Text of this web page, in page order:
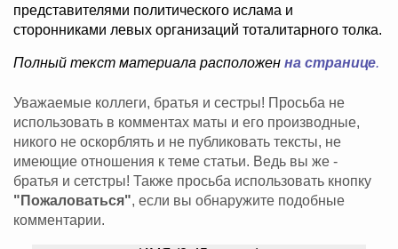
представителями политического ислама и
сторонниками левых организаций тоталитарного толка.
Полный текст материала расположен на странице.
Уважаемые коллеги, братья и сестры! Просьба не
использовать в комментах маты и его производные,
никого не оскорблять и не публиковать тексты, не
имеющие отношения к теме статьи. Ведь вы же -
братья и сетстры! Также просьба использовать кнопку
"Пожаловаться", если вы обнаружите подобные
комментарии.